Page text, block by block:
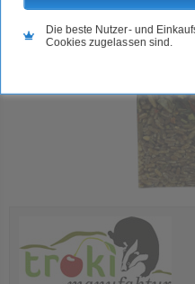
Die beste Nutzer- und
Cookies zugelassen sind.